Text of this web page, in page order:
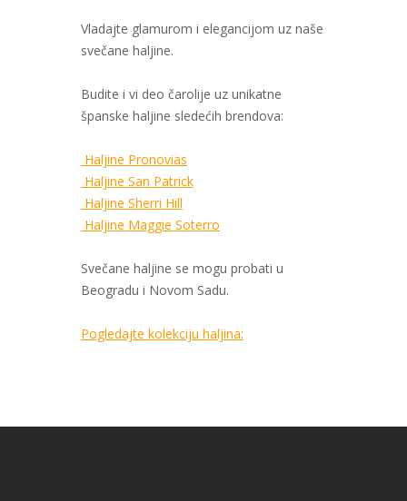
Vladajte glamurom i elegancijom uz naše
svečane haljine.
Budite i vi deo čarolije uz unikatne
španske haljine sledećih brendova:
Haljine Pronovias
Haljine San Patrick
Haljine Sherri Hill
Haljine Maggie Soterro
Svečane haljine se mogu probati u
Beogradu i Novom Sadu.
Pogledajte kolekciju haljina: